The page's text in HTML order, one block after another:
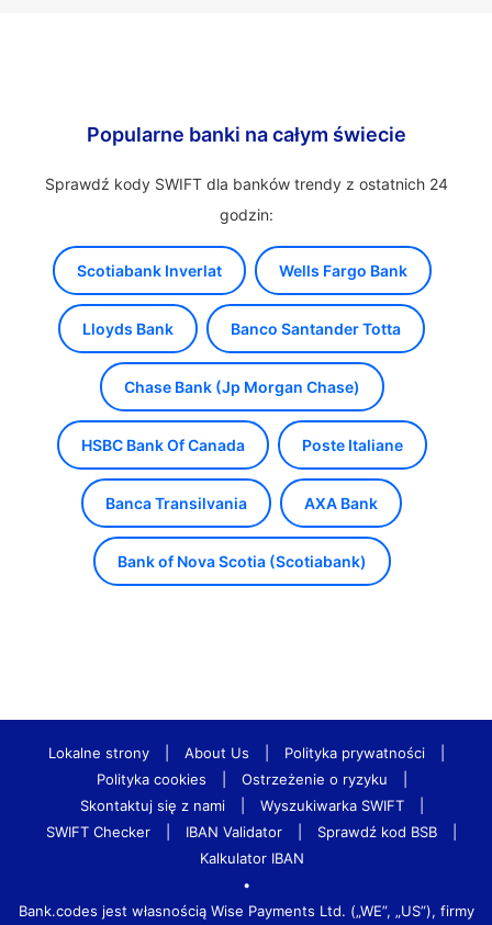
Popularne banki na całym świecie
Sprawdź kody SWIFT dla banków trendy z ostatnich 24
godzin:
Scotiabank Inverlat Wells Fargo Bank
Lloyds Bank Banco Santander Totta
Chase Bank (Jp Morgan Chase)
HSBC Bank Of Canada Poste Italiane
Banca Transilvania AXA Bank
Bank of Nova Scotia (Scotiabank)
Lokalne strony About Us Polityka prywatności
Polityka cookies
Ostrzeżenie o ryzyku
Skontaktuj się z nami
Wyszukiwarka SWIFT
SWIFT Checker
IBAN Validator Sprawdź kod BSB
Kalkulator IBAN
•
Bank.codes jest własnością Wise Payments Ltd. („WE”, „US”), firmy